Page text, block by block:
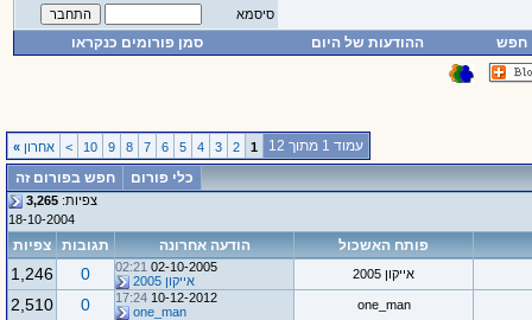
סיסמא
חפש ההודעות של היום סמן פורומים כנקראו
עמוד 1 מתוך 12 1
2
3
4
5
6
7
8
9
10
> אחרון »
כלי פורום חפש בפורום זה
צפיות: 3,265
18-10-2004
פותח האשכול הודעה אחרונה תגובות צפיות
אייקון 2005 02-10-2005
02:21
אייקון 2005
0
1,246
one_man
10-12-2012
17:24
one_man
0
2,510